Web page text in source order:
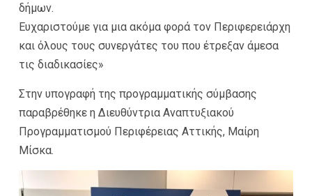
δήμων.
Ευχαριστούμε για μια ακόμα φορά τον Περιφερειάρχη
και όλους τους συνεργάτες του που έτρεξαν άμεσα
τις διαδικασίες»
Στην υπογραφή της προγραμματικής σύμβασης
παραβρέθηκε η Διευθύντρια Αναπτυξιακού
Προγραμματισμού Περιφέρειας Αττικής, Μαίρη
Μίσκα.